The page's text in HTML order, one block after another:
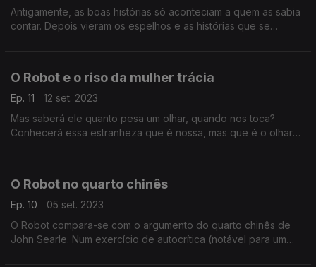
Antigamente, as boas histórias só aconteciam a quem as sabia
contar. Depois vieram os espelhos e as histórias que se
O Robot e o riso da mulher trácia
Ep. 11
12 set. 2023
Mas saberá ele quanto pesa um olhar, quando nos toca?
Conhecerá essa estranheza que é nossa, mas que é o olhar
O Robot no quarto chinês
Ep. 10
05 set. 2023
O Robot compara-se com o argumento do quarto chinês de
John Searle. Num exercício de autocrítica (notável para um